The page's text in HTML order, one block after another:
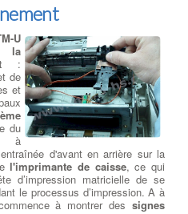
U
la
:
de
et
du
à
d'avant en arrière sur la
l'imprimante de caisse, ce qui
d’impression matricielle de se
le processus d’impression. A à
à montrer des signes